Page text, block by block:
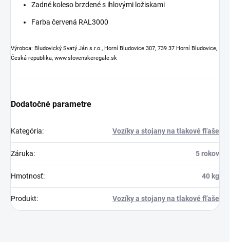
Zadné koleso brzdené s ihlovými ložiskami
Farba červená RAL3000
Výrobca: Bludovický Svatý Ján s.r.o., Horní Bludovice 307, 739 37 Horní Bludovice,
Česká republika, www.slovenskeregale.sk
Dodatočné parametre
Kategória: Vozíky a stojany na tlakové fľaše
Záruka: 5 rokov
Hmotnosť: 40 kg
Produkt: Vozíky a stojany na tlakové fľaše